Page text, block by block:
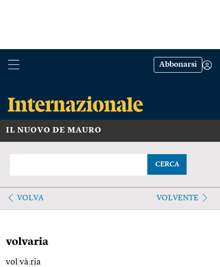
Abbonarsi
IL NUOVO DE MAURO
CERCA
VOLVA VOLVENTE
volvaria
vol và ria